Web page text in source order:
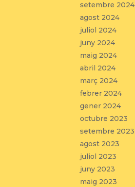
setembre 2024
agost 2024
juliol 2024
juny 2024
maig 2024
abril 2024
març 2024
febrer 2024
gener 2024
octubre 2023
setembre 2023
agost 2023
juliol 2023
juny 2023
maig 2023